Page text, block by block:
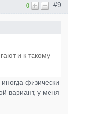
#9
0
и к такому
физически
вариант, у меня